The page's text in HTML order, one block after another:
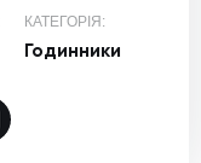
КАТЕГОРІЯ:
Годинники